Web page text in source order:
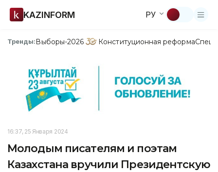
KAZINFORM РУ
Тренды:Выборы-2026 Конституционная реформа
16:37, 25 Января 2024
Молодым писателям и поэтам
Казахстана вручили Президентскую